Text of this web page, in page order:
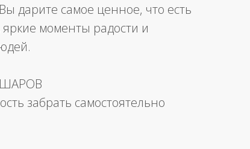
дарите самое ценное, что есть
моменты радости и
забрать самостоятельно